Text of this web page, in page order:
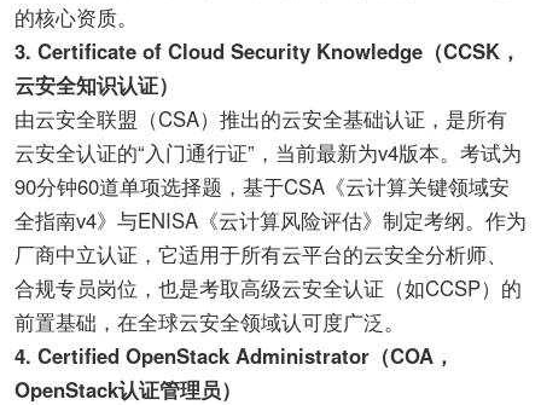
的核心资质。
3. Certificate of Cloud Security Knowledge（CCSK，
云安全知识认证）
由云安全联盟（CSA）推出的云安全基础认证，是所有
云安全认证的“入门通行证”，当前最新为v4版本。考试为
90分钟60道单项选择题，基于CSA《云计算关键领域安
全指南v4》与ENISA《云计算风险评估》制定考纲。作为
厂商中立认证，它适用于所有云平台的云安全分析师、
合规专员岗位，也是考取高级云安全认证（如CCSP）的
前置基础，在全球云安全领域认可度广泛。
4. Certified OpenStack Administrator（COA，
OpenStack认证管理员）